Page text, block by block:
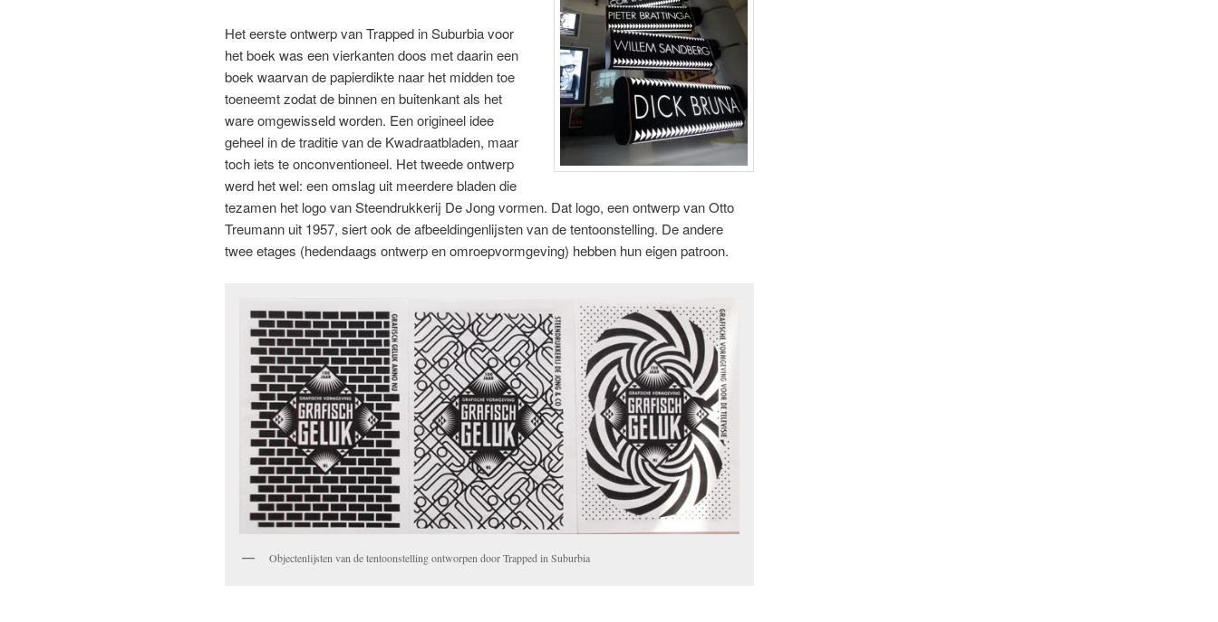
Het eerste ontwerp van Trapped in Suburbia voor
het boek was een vierkanten doos met daarin een
boek waarvan de papierdikte naar het midden toe
toeneemt zodat de binnen en buitenkant als het
ware omgewisseld worden. Een origineel idee
geheel in de traditie van de Kwadraatbladen, maar
toch iets te onconventioneel. Het tweede ontwerp
werd het wel: een omslag uit meerdere bladen die
tezamen het logo van Steendrukkerij De Jong vormen. Dat logo, een ontwerp van Otto
Treumann uit 1957, siert ook de afbeeldingenlijsten van de tentoonstelling. De andere
twee etages (hedendaags ontwerp en omroepvormgeving) hebben hun eigen patroon.
Objectenlijsten van de tentoonstelling ontworpen door Trapped in Suburbia